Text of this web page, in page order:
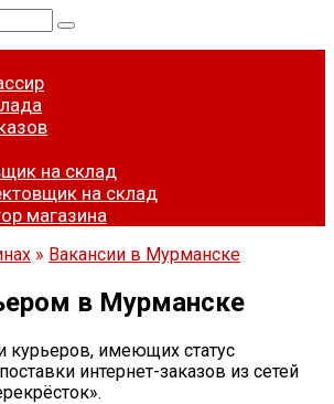
на склад
на склад
магазина
» Вакансии в Мурманске
в Мурманске
курьеров, имеющих статус
интернет-заказов из сетей